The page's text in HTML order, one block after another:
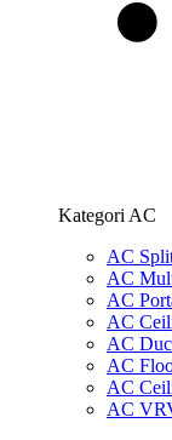
Kategori AC
AC
AC
AC
AC
AC
AC
AC
AC